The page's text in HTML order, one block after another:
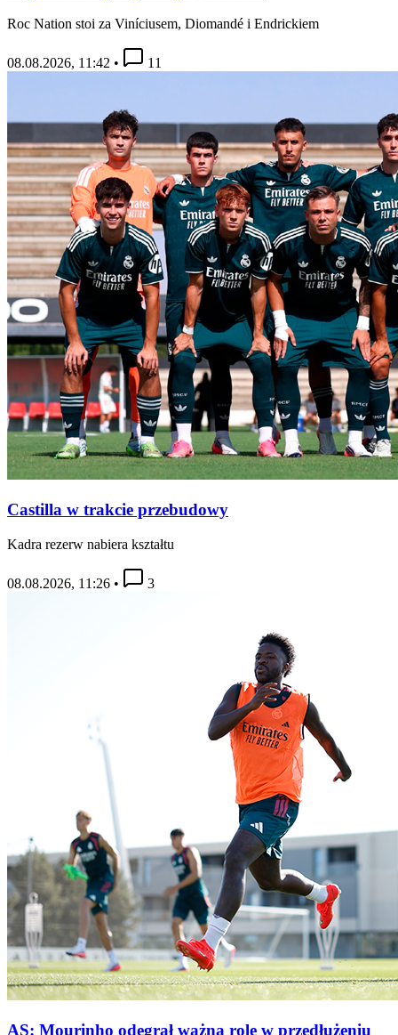
Roc Nation stoi za Viníciusem, Diomandé i Endrickiem
08.08.2026, 11:42 • 11
Castilla w trakcie przebudowy
Kadra rezerw nabiera kształtu
08.08.2026, 11:26 • 3
AS: Mourinho odegrał ważną rolę w przedłużeniu